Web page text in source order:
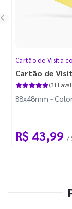
Cartão de Visita
Cartão de
(311
88x48mm -
R$ 43,99 /